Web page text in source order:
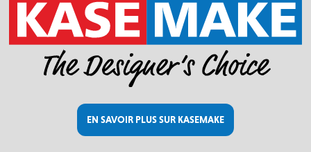
EN SAVOIR PLUS SUR KASEMAKE